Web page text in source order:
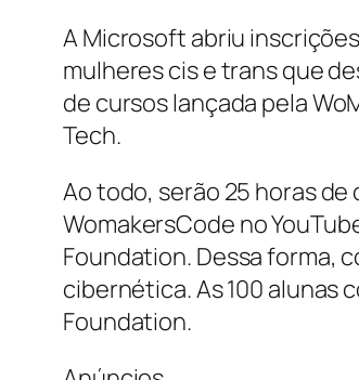
A Microsoft abriu
mulheres cis e trans que
de cursos lançada pela
Tech.
Ao todo, serão 25 horas
WomakersCode no
Foundation. Dessa forma,
cibernética. As 100 alunas
Foundation.